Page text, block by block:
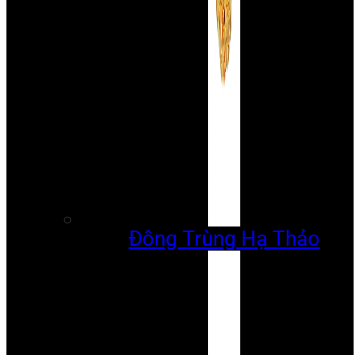
Đông Trùng Hạ Thảo